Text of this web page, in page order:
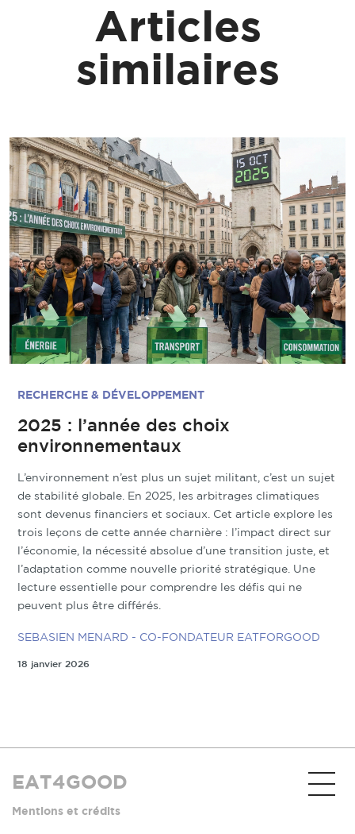
Articles
similaires
RECHERCHE & DÉVELOPPEMENT
2025 : l’année des choix
environnementaux
L’environnement n’est plus un sujet militant, c’est un sujet
de stabilité globale. En 2025, les arbitrages climatiques
sont devenus financiers et sociaux. Cet article explore les
trois leçons de cette année charnière : l’impact direct sur
l’économie, la nécessité absolue d’une transition juste, et
l’adaptation comme nouvelle priorité stratégique. Une
lecture essentielle pour comprendre les défis qui ne
peuvent plus être différés.
SEBASIEN MENARD - CO-FONDATEUR EATFORGOOD
18 janvier 2026
EAT4GOOD
Mentions et crédits